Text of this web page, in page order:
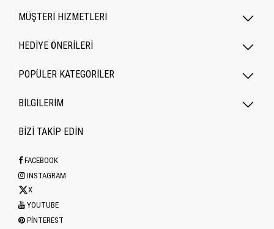
MÜŞTERİ HİZMETLERİ
HEDİYE ÖNERİLERİ
POPÜLER KATEGORILER
BİLGİLERİM
BİZİ TAKİP EDİN
FACEBOOK
INSTAGRAM
X
YOUTUBE
PINTEREST